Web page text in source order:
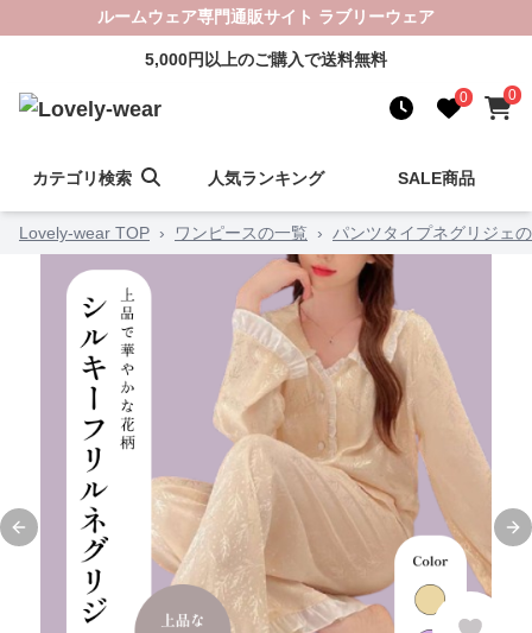
ルームウェア専門通販サイト ラブリーウェア
5,000円以上のご購入で送料無料
0 0
カテゴリ検索 人気ランキング SALE商品
Lovely-wear TOP › ワンピースの一覧 › パンツタイプネグリジェ
Previous slide